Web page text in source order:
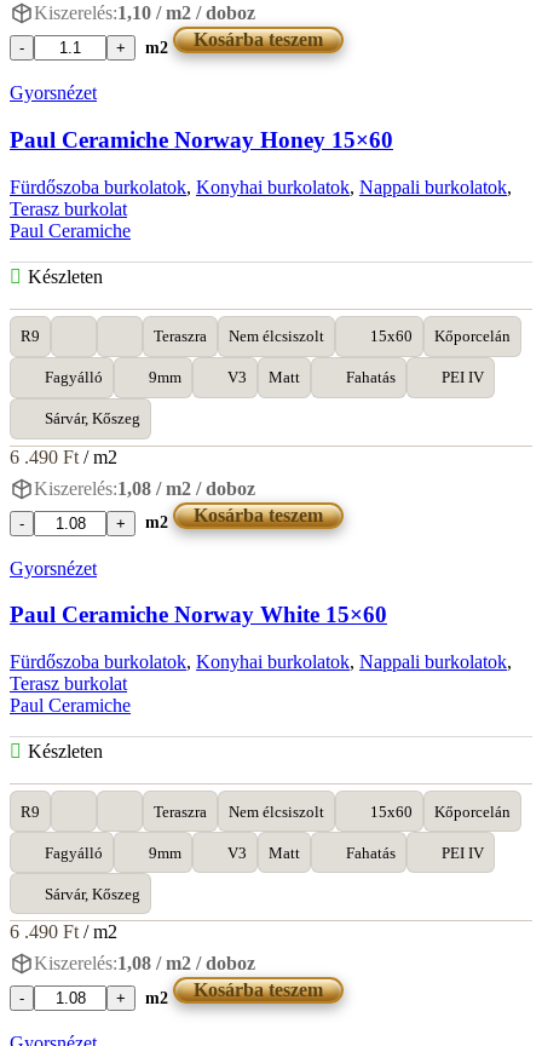
Kiszerelés:1,10 / m2 / doboz
Paul
Feel
20x90
m2 Kosárba teszem
Gyorsnézet
Paul Ceramiche Norway Honey 15×60
Fürdőszoba burkolatok, Konyhai burkolatok, Nappali burkolatok,
Terasz burkolat
Paul Ceramiche
Készleten
R9 Teraszra Nem élcsiszolt 15x60 Kőporcelán
Fagyálló 9mm V3 Matt Fahatás PEI IV
Sárvár, Kőszeg
6 .490 Ft / m2
Kiszerelés:1,08 / m2 / doboz
Paul
Norway
15x60
m2 Kosárba teszem
Gyorsnézet
Paul Ceramiche Norway White 15×60
Fürdőszoba burkolatok, Konyhai burkolatok, Nappali burkolatok,
Terasz burkolat
Paul Ceramiche
Készleten
R9 Teraszra Nem élcsiszolt 15x60 Kőporcelán
Fagyálló 9mm V3 Matt Fahatás PEI IV
Sárvár, Kőszeg
6 .490 Ft / m2
Kiszerelés:1,08 / m2 / doboz
Paul
m2 Kosárba teszem